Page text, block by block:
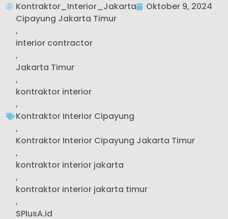
Kontraktor_Interior_Jakarta
Oktober 9, 2024
Cipayung Jakarta Timur
,
interior contractor
,
Jakarta Timur
,
kontraktor interior
,
Kontraktor Interior Cipayung
,
Kontraktor Interior Cipayung Jakarta Timur
,
kontraktor interior jakarta
,
kontraktor interior jakarta timur
,
SPlusA.id